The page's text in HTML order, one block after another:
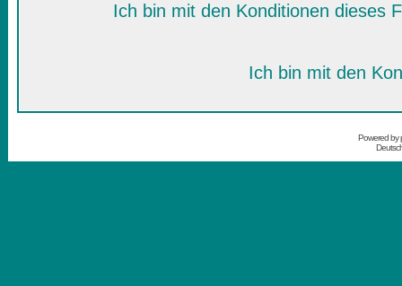
Ich bin mit den Konditionen dieses
Ich bin mit den
Powered by